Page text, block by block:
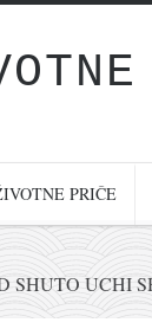
PRIČE
SHUTO UCHI